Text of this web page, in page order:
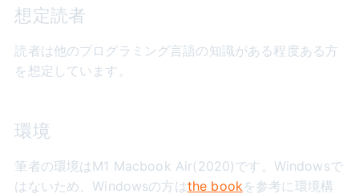
想定読者
読者は他のプログラミング言語の知識がある程度ある方
を想定しています。
環境
筆者の環境はM1 Macbook Air(2020)です。Windowsで
はないため、Windowsの方はthe bookを参考に環境構